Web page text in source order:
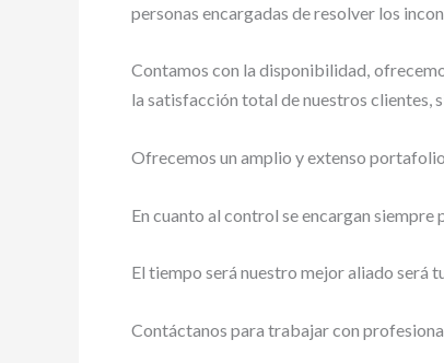
personas encargadas de resolver los
Contamos con la disponibilidad,
la satisfacción total de nuestros clientes,
Ofrecemos un amplio y extenso
En cuanto al control se encargan
El tiempo será nuestro mejor aliado será
Contáctanos para trabajar con